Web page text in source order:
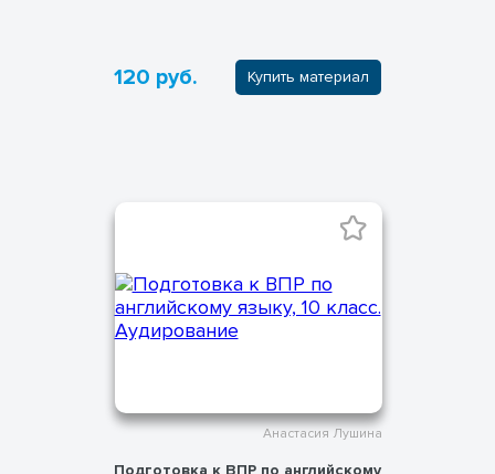
120 руб. Купить материал
Анастасия Лушина